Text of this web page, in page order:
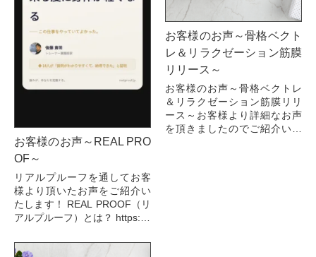
お客様のお声～REAL PRO
OF～
リアルプルーフを通してお客
様より頂いたお声をご紹介い
たします！ REAL PROOF（リ
アルプルーフ）とは？ https://y
w...
お客様のお声～骨格ベクト
レ＆リラクゼーション筋膜
リリース～
お客様のお声～骨格ベクトレ
＆リラクゼーション筋膜リリ
ース～お客様より詳細なお声
を頂きましたのでご紹介いた